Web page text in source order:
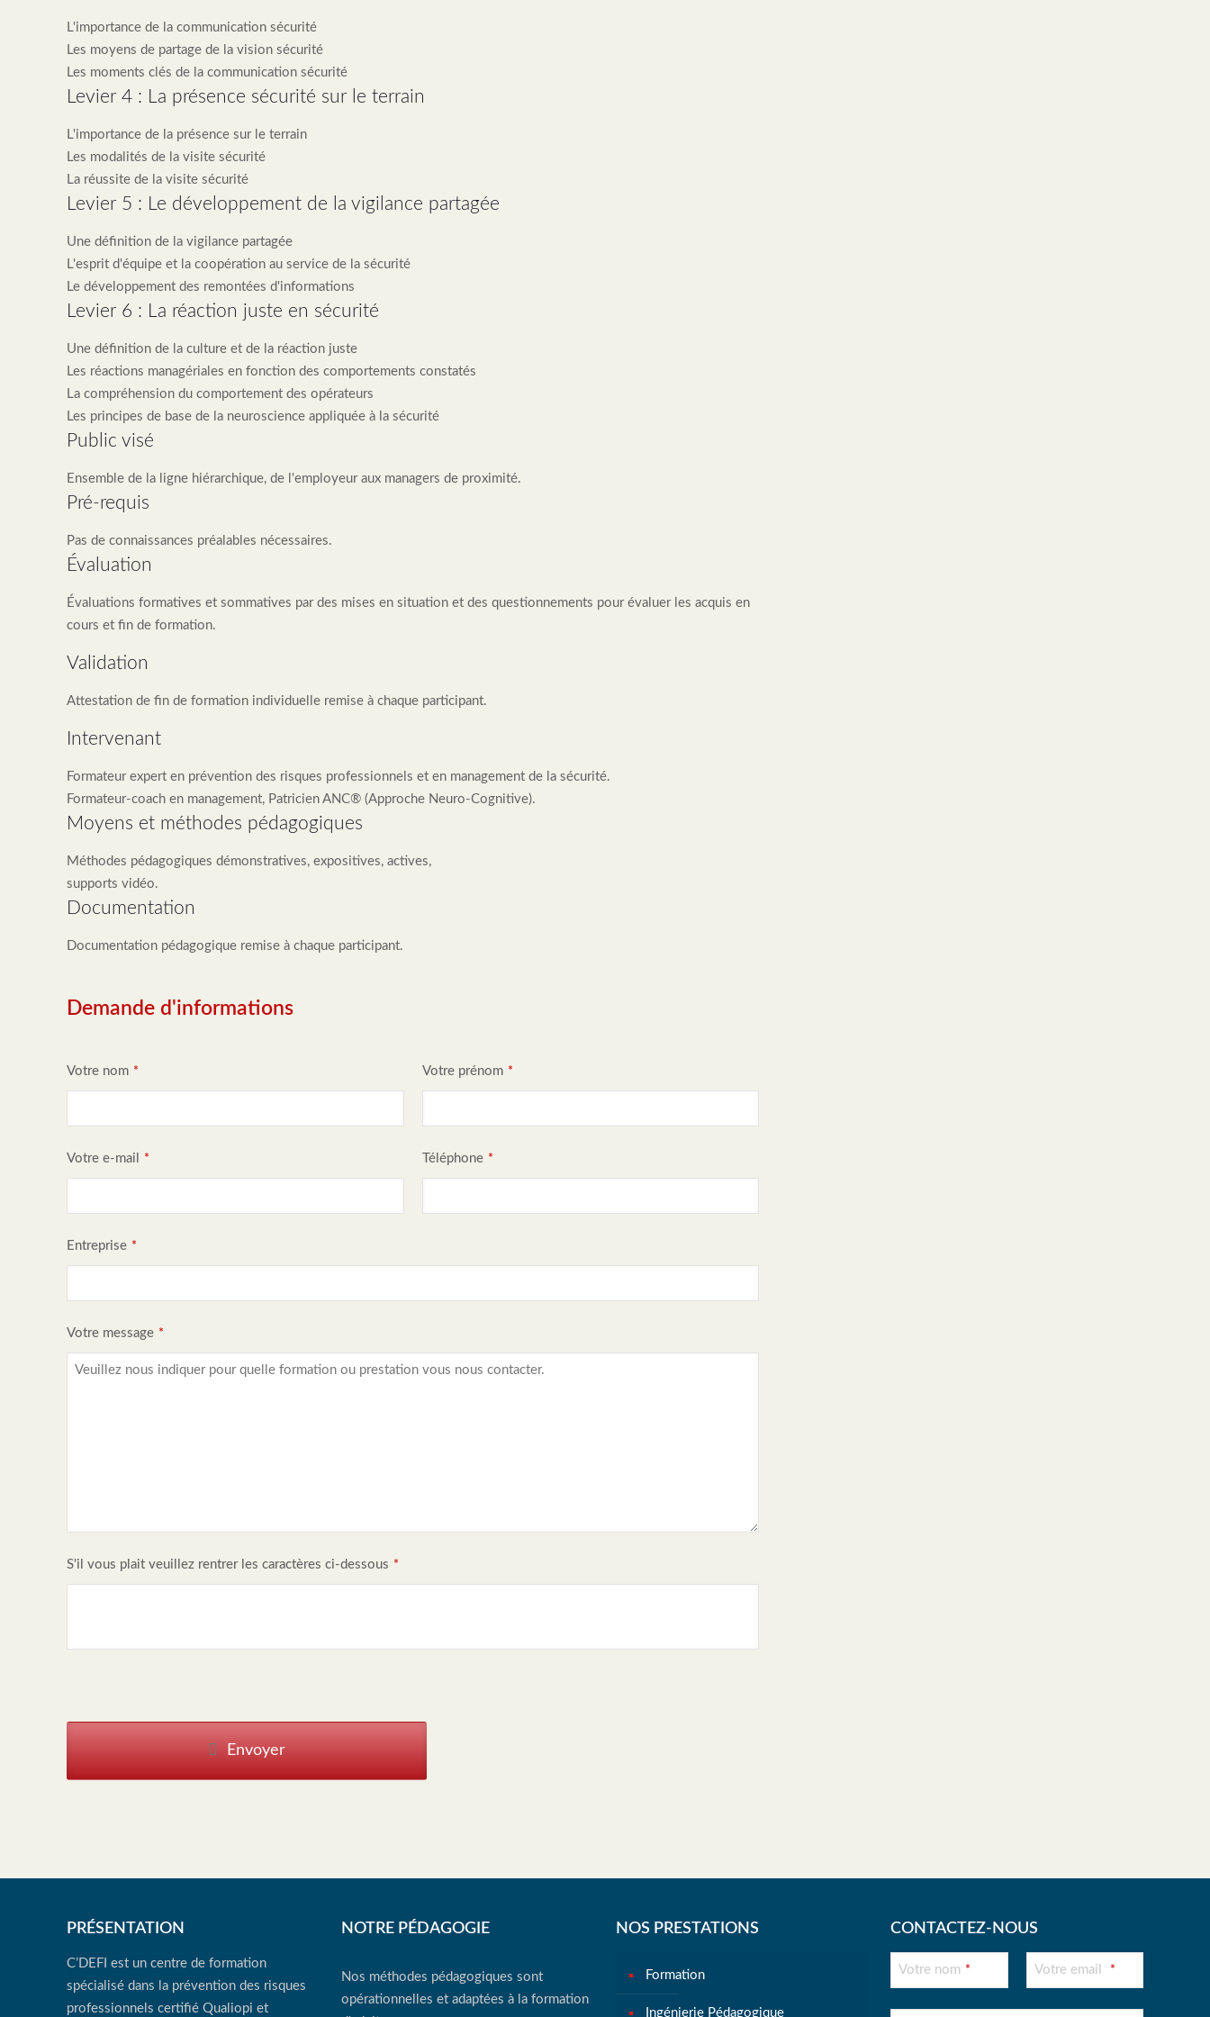
L'importance de la communication sécurité
Les moyens de partage de la vision sécurité
Les moments clés de la communication sécurité
Levier 4 : La présence sécurité sur le terrain
L'importance de la présence sur le terrain
Les modalités de la visite sécurité
La réussite de la visite sécurité
Levier 5 : Le développement de la vigilance partagée
Une définition de la vigilance partagée
L'esprit d'équipe et la coopération au service de la sécurité
Le développement des remontées d'informations
Levier 6 : La réaction juste en sécurité
Une définition de la culture et de la réaction juste
Les réactions managériales en fonction des comportements constatés
La compréhension du comportement des opérateurs
Les principes de base de la neuroscience appliquée à la sécurité
Public visé
Ensemble de la ligne hiérarchique, de l'employeur aux managers de proximité.
Pré-requis
Pas de connaissances préalables nécessaires.
Évaluation
Évaluations formatives et sommatives par des mises en situation et des questionnements pour évaluer les acquis en
cours et fin de formation.
Validation
Attestation de fin de formation individuelle remise à chaque participant.
Intervenant
Formateur expert en prévention des risques professionnels et en management de la sécurité.
Formateur-coach en management, Patricien ANC® (Approche Neuro-Cognitive).
Moyens et méthodes pédagogiques
Méthodes pédagogiques démonstratives, expositives, actives,
supports vidéo.
Documentation
Documentation pédagogique remise à chaque participant.
Demande d'informations
Votre nom * Votre prénom *
B
u
e
s
m
Votre e-mail * Téléphone *
Entreprise *
Votre message *
S'il vous plait veuillez rentrer les caractères ci-dessous *
Envoyer
PRÉSENTATION
C’DEFI est un centre de formation
spécialisé dans la prévention des risques
professionnels certifié Qualiopi et
NOTRE PÉDAGOGIE
Nos méthodes pédagogiques sont
opérationnelles et adaptées à la formation
NOS PRESTATIONS
Formation
Ingénierie Pédagogique
CONTACTEZ-NOUS
Phone
Number *
Votre nom * Votre email *